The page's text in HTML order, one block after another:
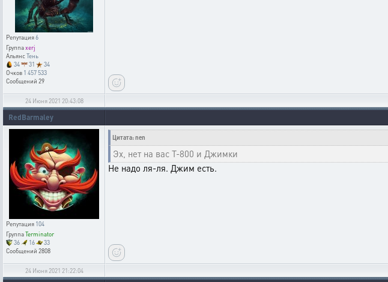
Репутация6
Группаxerj
АльянсТень
34
31
34
Очков 1 457 533
Сообщений 29
24 Июня 2021 20:43:08
RedBarmaley
Репутация 104
ГруппаTerminator
36
16
33
Сообщений 2808
Цитата: nen
Эх, нет на вас Т-800 и Джимки
Не надо ля-ля. Джим есть.
24 Июня 2021 21:22:04